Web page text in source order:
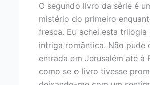
O segundo livro da série é
mistério do primeiro
fresca. Eu achei esta
intriga romântica. Não pude
entrada em Jerusalém até à
como se o livro tivesse